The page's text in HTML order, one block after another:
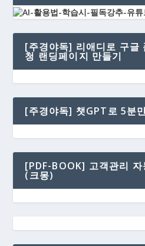
[주경야독] 리애디로 구글
청 랜딩페이지 만들기
[주경야독] 챗GPT로 5분
[PDF-BOOK] 고객관리
(크몽)